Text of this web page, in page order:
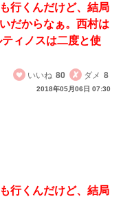
行くんだけど、結局
だからなぁ。西村は
ィノスは二度と使
いいね 80 ダメ 8
2018年05月06日 07:30
行くんだけど、結局